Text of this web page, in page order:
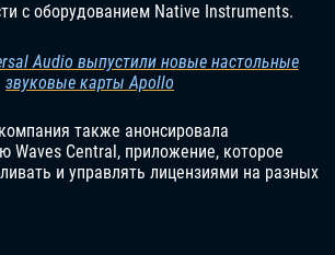
с оборудованием Native Instruments.
Audio выпустили новые настольные
звуковые карты Apollo
также анонсировала
Waves Central, приложение, которое
и управлять лицензиями на разных